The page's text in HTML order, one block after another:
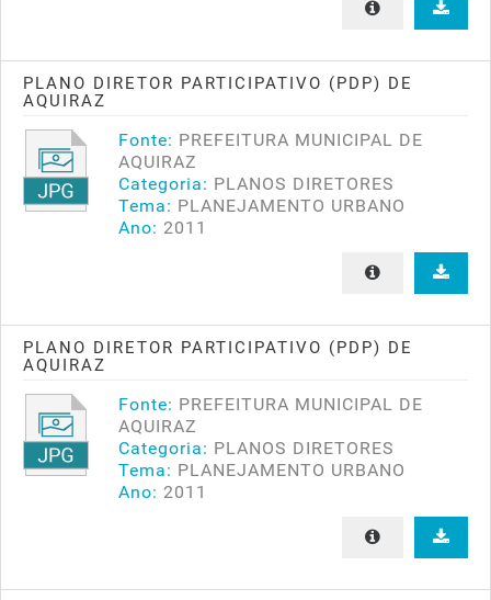
PLANO DIRETOR PARTICIPATIVO (PDP) DE
AQUIRAZ
Fonte: PREFEITURA MUNICIPAL DE
AQUIRAZ
Categoria: PLANOS DIRETORES
Tema: PLANEJAMENTO URBANO
Ano: 2011
PLANO DIRETOR PARTICIPATIVO (PDP) DE
AQUIRAZ
Fonte: PREFEITURA MUNICIPAL DE
AQUIRAZ
Categoria: PLANOS DIRETORES
Tema: PLANEJAMENTO URBANO
Ano: 2011